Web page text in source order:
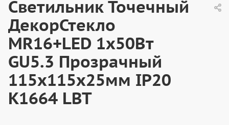
Светильник Точечный
ДекорСтекло
MR16+LED 1х50Вт
GU5.3 Прозрачный
115х115х25мм IP20
K1664 LBT